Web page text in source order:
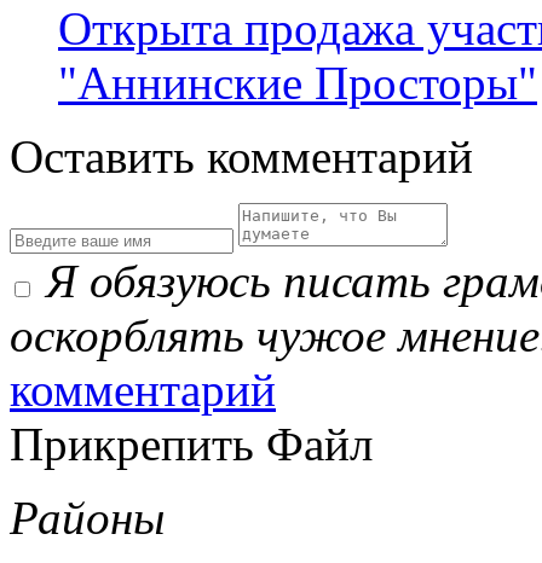
Открыта продажа
"Аннинские Просторы"
Оставить комментарий
Я обязуюсь писать
оскорблять чужое
комментарий
Прикрепить Файл
Районы